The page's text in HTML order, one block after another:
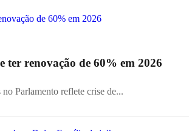
ter renovação de 60% em 2026
Parlamento reflete crise de...